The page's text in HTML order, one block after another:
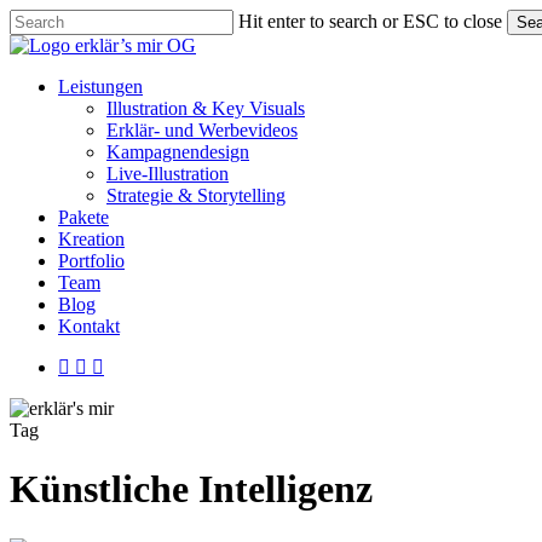
Skip
to
content
Hit enter to search or ESC to close
Close
Menu
Leistungen
Illustration & Key Visuals
Erklär- und Werbevideos
Kampagnendesign
Live-Illustration
Strategie & Storytelling
Pakete
Kreation
Portfolio
Team
Blog
Kontakt
linkedin
youtube
instagram
Tag
Künstliche Intelligenz